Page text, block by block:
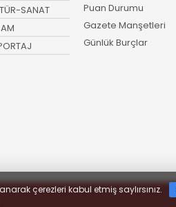
SANAT
Puan Durumu
Gazete Manşetleri
Günlük Burçlar
çerezleri kabul etmiş saylırsınız.